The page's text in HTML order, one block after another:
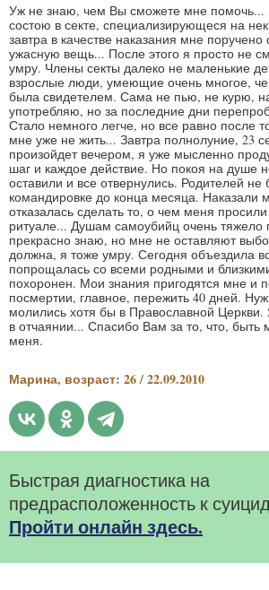
Уж не знаю, чем Вы сможете мне помочь...
состою в секте, специализирующеся на
завтра в качестве наказания мне поручено
ужасную вещь... После этого я просто не
умру. Члены секты далеко не маленькие
взрослые люди, умеющие очень многое,
была свидетелем. Сама не пью, не курю,
употребляю, но за последние дни
Стало немного легче, но все равно после
мне уже не жить... Завтра полнолуние, 23
произойдет вечером, я уже мысленно
шаг и каждое действие. Но покоя на душе
оставили и все отвернулись. Родителей не
командировке до конца месяца. Наказали
отказалась сделать то, о чем меня
ритуале... Душам самоубийц очень тяжело
прекрасно знаю, но мне не оставляют
должна, я тоже умру. Сегодня объездила
попрощалась со всеми родными и
похоронен. Мои знания пригодятся мне и
посмертии, главное, пережить 40 дней.
молились хотя бы в Православной
в отчаянии... Спасибо Вам за то, что, быть
меня.
Марина, возраст: 26 / 22.09.2010
Быстрая диагностика на
предрасположенность к
Пройти онлайн здесь.